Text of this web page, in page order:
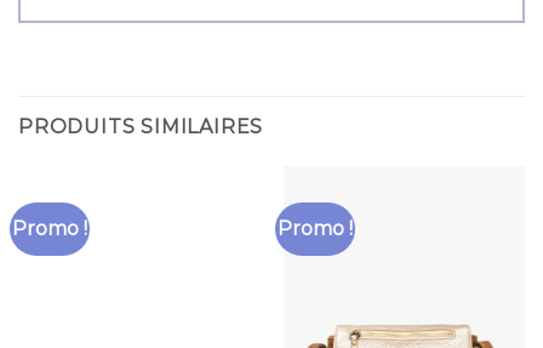
PRODUITS SIMILAIRES
Promo ! Promo !